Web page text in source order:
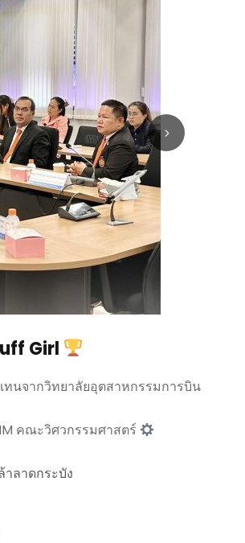
Girl
ทนจากวิทยาลัยอุตสาหกรรมการบิน
คณะวิศวกรรมศาสตร์
ลาดกระบัง